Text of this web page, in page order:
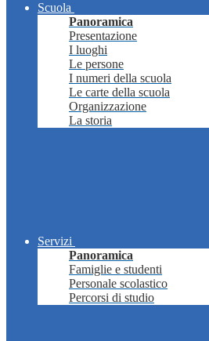
Scuola
Panoramica
Presentazione
I luoghi
Le persone
I numeri della scuola
Le carte della scuola
Organizzazione
La storia
Servizi
Panoramica
Famiglie e studenti
Personale scolastico
Percorsi di studio